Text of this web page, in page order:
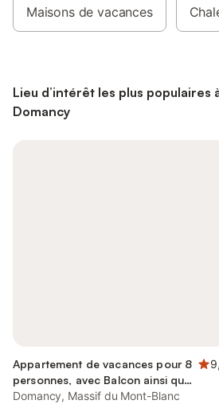
Maisons de vacances
Lieu d’intérêt les plus populaires
Domancy
Appartement de vacances pour 8
personnes, avec Balcon ainsi que
Jardin et Vue
Domancy, Massif du Mont-Blanc